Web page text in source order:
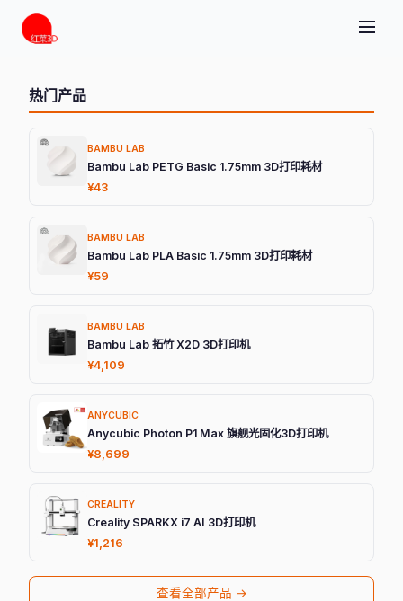
热门产品
BAMBU LAB
Bambu Lab PETG Basic 1.75mm 3D打印耗材
¥43
BAMBU LAB
Bambu Lab PLA Basic 1.75mm 3D打印耗材
¥59
BAMBU LAB
Bambu Lab 拓竹 X2D 3D打印机
¥4,109
ANYCUBIC
Anycubic Photon P1 Max 旗舰光固化3D打印机
¥8,699
CREALITY
Creality SPARKX i7 AI 3D打印机
¥1,216
查看全部产品 →